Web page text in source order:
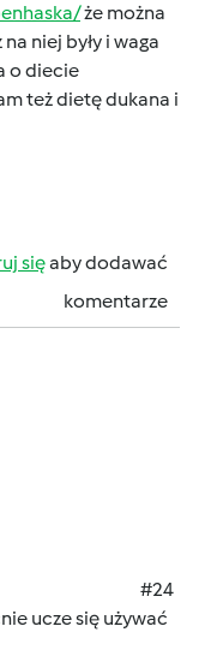
że można
niej były i waga
o diecie
też dietę dukana i
sięaby dodawać
komentarze
#24
ucze się używać